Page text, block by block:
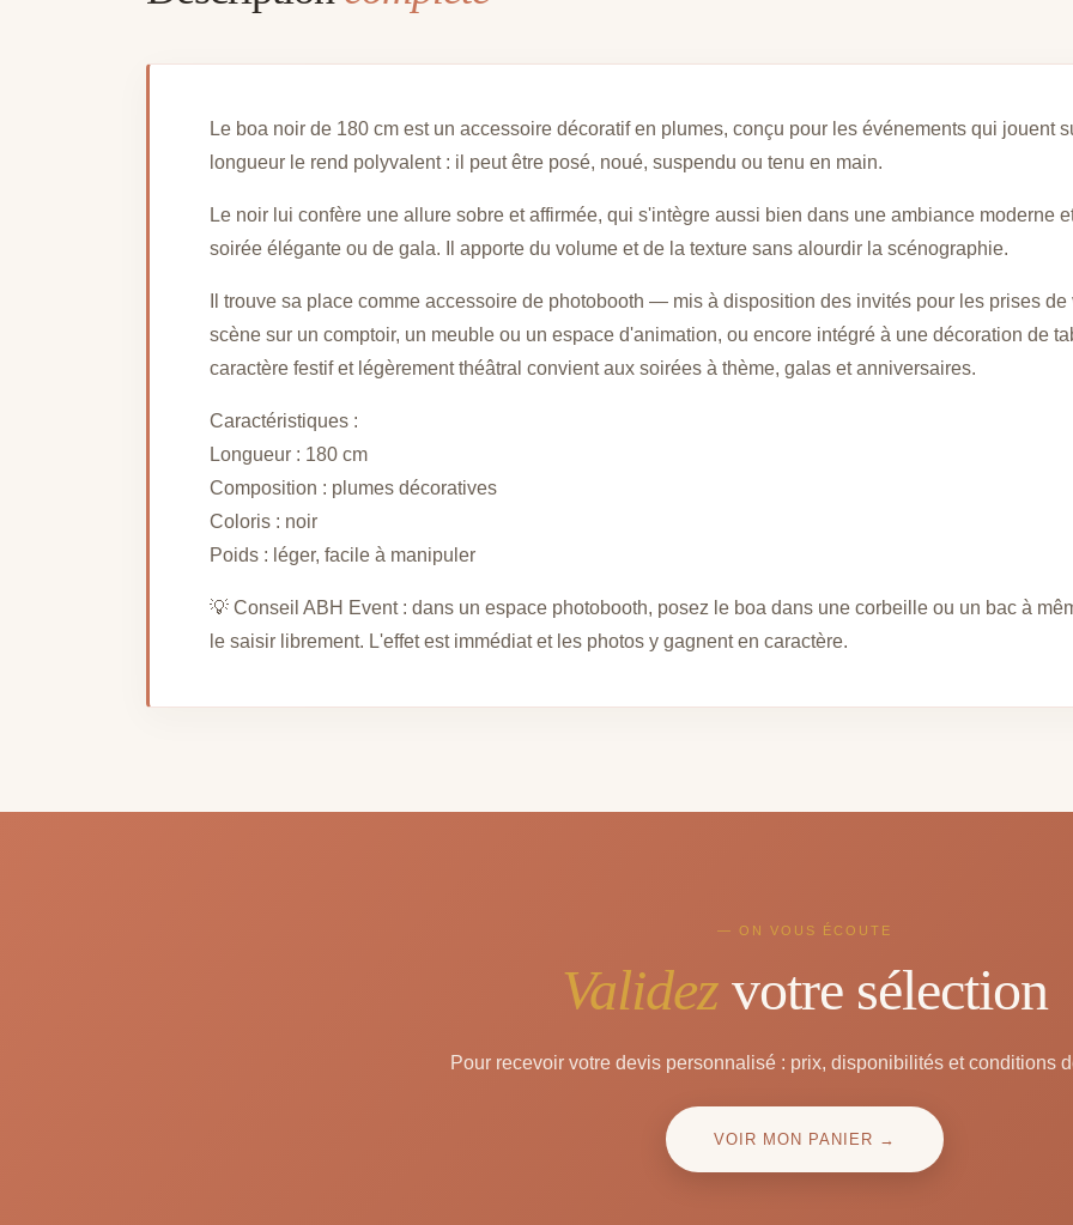
Le boa noir de 180 cm est un accessoire décoratif en plumes, conçu pour les événements qui jouent
longueur le rend polyvalent : il peut être posé, noué, suspendu ou tenu en main.
Le noir lui confère une allure sobre et affirmée, qui s'intègre aussi bien dans une ambiance moderne
soirée élégante ou de gala. Il apporte du volume et de la texture sans alourdir la scénographie.
Il trouve sa place comme accessoire de photobooth — mis à disposition des invités pour les prises
scène sur un comptoir, un meuble ou un espace d'animation, ou encore intégré à une décoration de
caractère festif et légèrement théâtral convient aux soirées à thème, galas et anniversaires.
Caractéristiques :
Longueur : 180 cm
Composition : plumes décoratives
Coloris : noir
Poids : léger, facile à manipuler
💡 Conseil ABH Event : dans un espace photobooth, posez le boa dans une corbeille ou un bac à
le saisir librement. L'effet est immédiat et les photos y gagnent en caractère.
— ON VOUS ÉCOUTE
Validez votre sélection
Pour recevoir votre devis personnalisé : prix, disponibilités et conditions
VOIR MON PANIER →